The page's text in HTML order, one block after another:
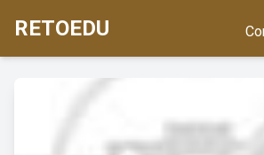
RETOEDU